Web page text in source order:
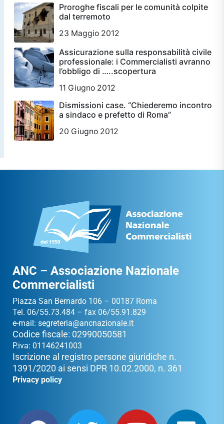
Proroghe fiscali per le comunità colpite
dal terremoto
23 Maggio 2012
Assicurazione sulla responsabilità civile
professionale: i Commercialisti avranno
l’obbligo di …..scopertura
11 Giugno 2012
Dismissioni case. “Chiederemo incontro
a sindaco e prefetto di Roma”
20 Giugno 2012
ANC – Associazione Nazionale
Commercialisti
Piazza San Bernardo 106 – 00187 Roma
Tel. 06/55.73.484 – fax 06/55.91.829
e-mail: segreteria@ancnazionale.it
Codice fiscale: 02990050581
P.iva: 01146241003
Iscrizione al registro persone giuridiche n.
1391/2020 ai sensi DPR 10.02.2000, n. 361
Privacy policy